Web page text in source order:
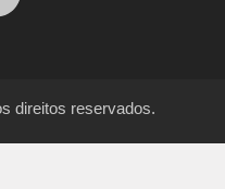
direitos reservados.